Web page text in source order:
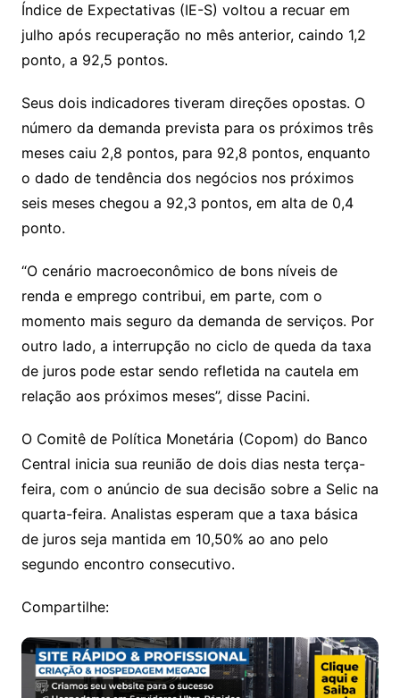
Índice de Expectativas (IE-S) voltou a recuar em
julho após recuperação no mês anterior, caindo 1,2
ponto, a 92,5 pontos.
Seus dois indicadores tiveram direções opostas. O
número da demanda prevista para os próximos três
meses caiu 2,8 pontos, para 92,8 pontos, enquanto
o dado de tendência dos negócios nos próximos
seis meses chegou a 92,3 pontos, em alta de 0,4
ponto.
“O cenário macroeconômico de bons níveis de
renda e emprego contribui, em parte, com o
momento mais seguro da demanda de serviços. Por
outro lado, a interrupção no ciclo de queda da taxa
de juros pode estar sendo refletida na cautela em
relação aos próximos meses”, disse Pacini.
O Comitê de Política Monetária (Copom) do Banco
Central inicia sua reunião de dois dias nesta terça-
feira, com o anúncio de sua decisão sobre a Selic na
quarta-feira. Analistas esperam que a taxa básica
de juros seja mantida em 10,50% ao ano pelo
segundo encontro consecutivo.
Compartilhe: